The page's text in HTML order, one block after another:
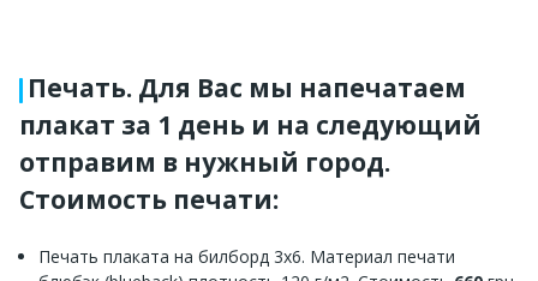
Печать. Для Вас мы напечатаем
плакат за 1 день и на следующий
отправим в нужный город.
Стоимость печати:
Печать плаката на билборд 3х6. Материал печати